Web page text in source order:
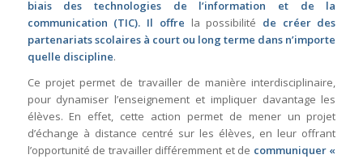
biais des technologies de l’information et de la
communication (TIC). Il offre la possibilité de créer des
partenariats scolaires à court ou long terme dans n’importe
quelle discipline.
Ce projet permet de travailler de manière interdisciplinaire,
pour dynamiser l’enseignement et impliquer davantage les
élèves. En effet, cette action permet de mener un projet
d’échange à distance centré sur les élèves, en leur offrant
l’opportunité de travailler différemment et de communiquer «